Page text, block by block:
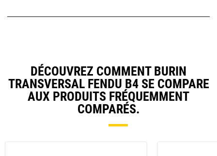
DÉCOUVREZ COMMENT BURIN
TRANSVERSAL FENDU B4 SE COMPARE
AUX PRODUITS FRÉQUEMMENT
COMPARÉS.